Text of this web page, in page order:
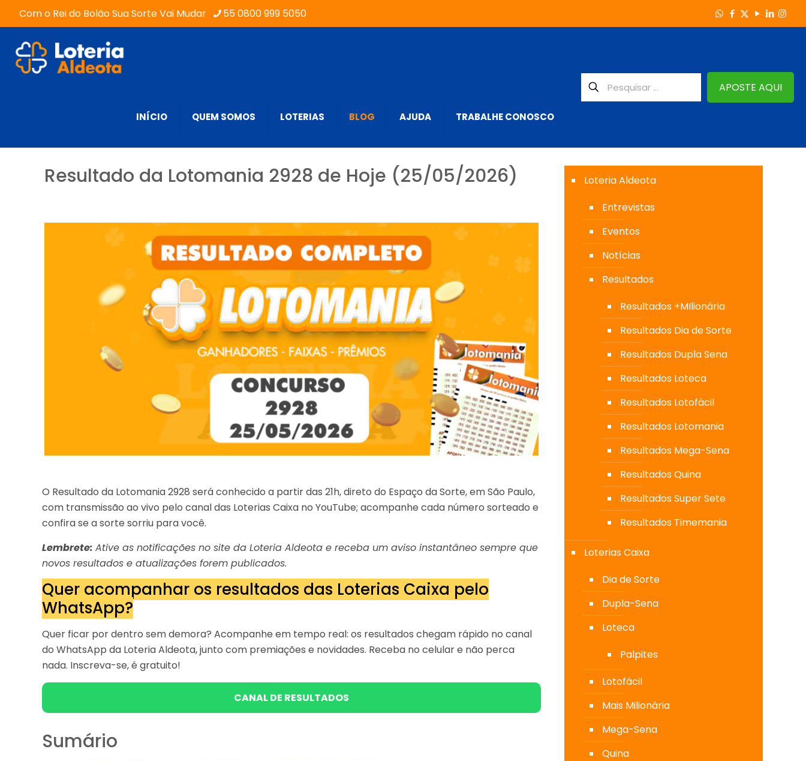
Com o Rei do Bolão Sua Sorte Vai Mudar 55 0800 999 5050
INÍCIO QUEM SOMOS LOTERIAS BLOG AJUDA TRABALHE CONOSCO
APOSTE AQUI
Resultado da Lotomania 2928 de Hoje (25/05/2026)
O Resultado da Lotomania 2928 será conhecido a partir das 21h, direto do Espaço da Sorte, em São Paulo,
com transmissão ao vivo pelo canal das Loterias Caixa no YouTube; acompanhe cada número sorteado e
confira se a sorte sorriu para você.
Lembrete:Ative as notificações no site da Loteria Aldeota e receba um aviso instantâneo sempre que
novos resultados e atualizações forem publicados.
Quer acompanhar os resultados das Loterias Caixa pelo
WhatsApp?
Quer ficar por dentro sem demora? Acompanhe em tempo real: os resultados chegam rápido no canal
do WhatsApp da Loteria Aldeota, junto com premiações e novidades. Receba no celular e não perca
nada. Inscreva-se, é gratuito!
CANAL DE RESULTADOS
Sumário
Loteria Aldeota
Entrevistas
Eventos
Notícias
Resultados
Resultados +MIlionária
Resultados Dia de Sorte
Resultados Dupla Sena
Resultados Loteca
Resultados Lotofácil
Resultados Lotomania
Resultados Mega-Sena
Resultados Quina
Resultados Super Sete
Resultados Timemania
Loterias Caixa
Dia de Sorte
Dupla-Sena
Loteca
Palpites
Lotofácil
Mais Milionária
Mega-Sena
Quina